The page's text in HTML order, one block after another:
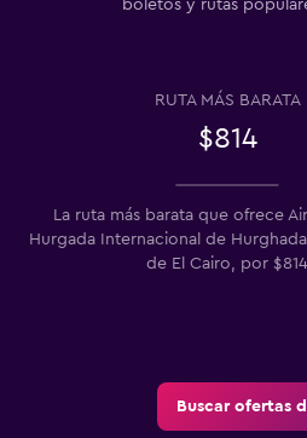
boletos y rutas
RUTA MÁS BARATA
$814
La ruta más barata que ofrece
Hurgada Internacional de
de El Cairo, por $814
Buscar ofertas